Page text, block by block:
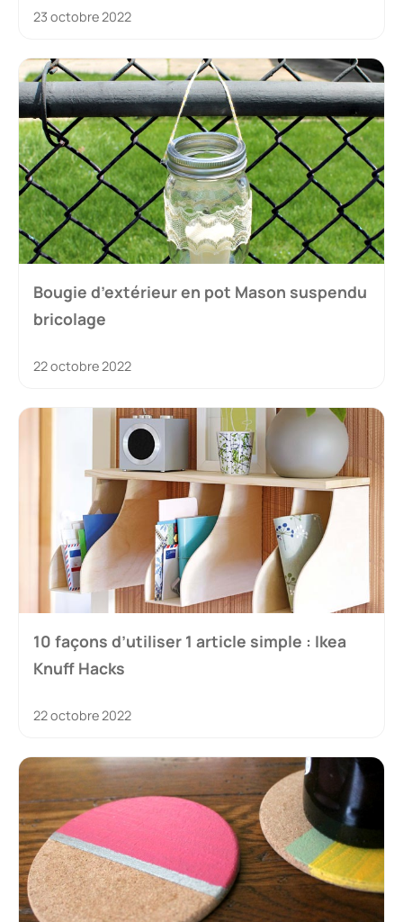
23 octobre 2022
Bougie d’extérieur en pot Mason suspendu
bricolage
22 octobre 2022
10 façons d’utiliser 1 article simple : Ikea
Knuff Hacks
22 octobre 2022